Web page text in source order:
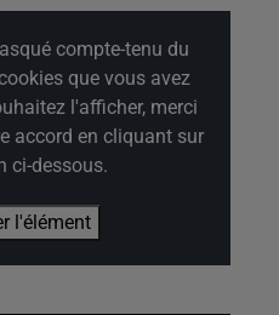
compte-tenu du
que vous avez
l'afficher, merci
accord en cliquant sur
ci-dessous.
l'élément